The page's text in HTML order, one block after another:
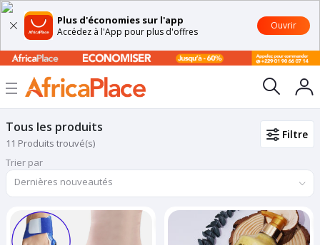
Plus d'économies sur l'app
Accédez à l'App pour plus d'offres
Ouvrir
Tous les produits
11 Produits trouvé(s)
Filtre
Trier par
Dernières nouveautés